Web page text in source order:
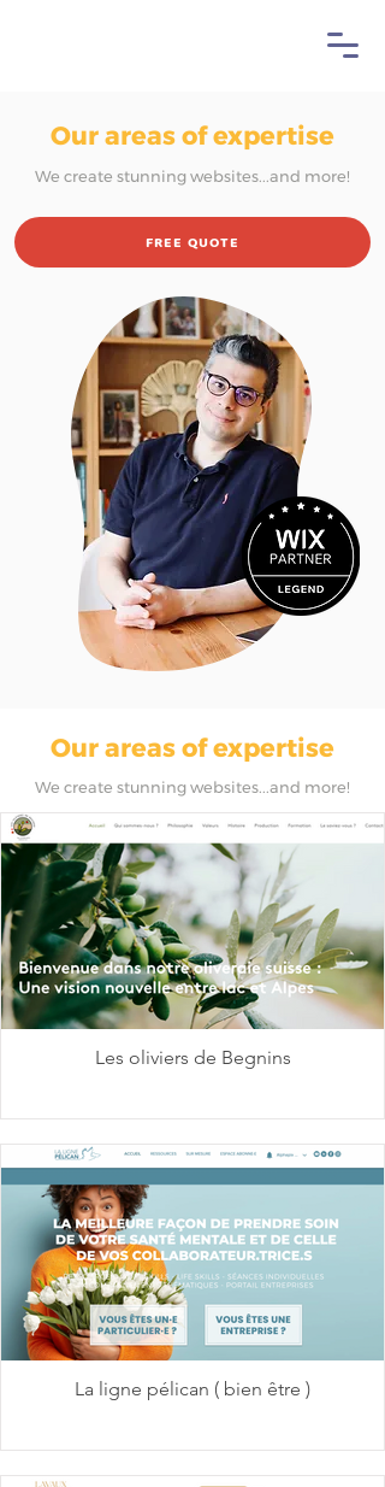
Our areas of expertise
We create stunning websites...and more!
FREE QUOTE
Our areas of expertise
We create stunning websites...and more!
Les oliviers de Begnins
La ligne pélican ( bien être )